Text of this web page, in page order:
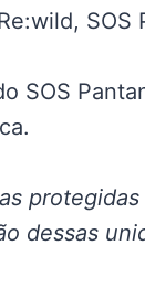
SOS
SOS
dessas